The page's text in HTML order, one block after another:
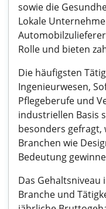
sowie die
Lokale
Rolle und bieten
Die häufigsten
Ingenieurwesen,
Pflegeberufe und
industriellen Basis
besonders gefragt,
Branchen wie
Bedeutung
Das Gehaltsniveau
Branche und